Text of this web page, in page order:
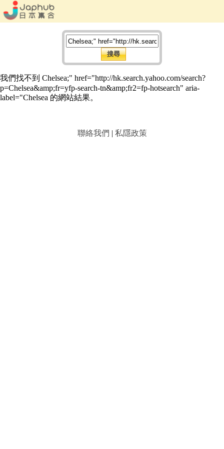
我們找不到 Chelsea;" href="http://hk.search.yahoo.com/search?
p=Chelsea&amp;fr=yfp-search-tn&amp;fr2=fp-hotsearch" aria-
label="Chelsea 的網站結果。
聯絡我們 | 私隱政策